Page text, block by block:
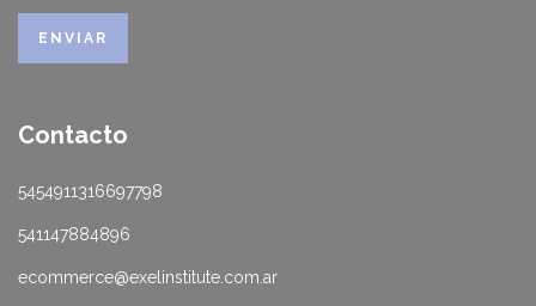
Contacto
5454911316697798
541147884896
ecommerce@exelinstitute.com.ar